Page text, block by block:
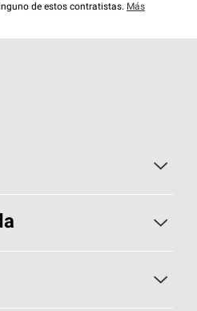
de estos contratistas. Más
techos